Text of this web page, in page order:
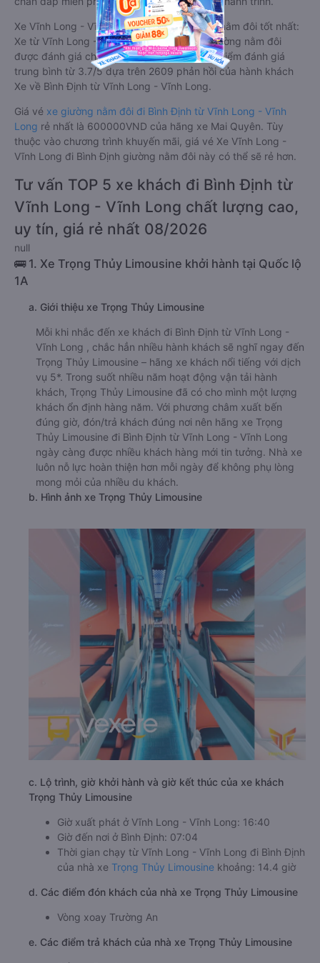
Xe Vĩnh Long - Vĩnh Long Bình Định giường nằm đôi tốt nhất:
Xe từ Vĩnh Long - Vĩnh Long đi Bình Định giường nằm đôi
được đánh giá chung có chất lượng Tốt với điểm đánh giá
trung bình từ 3.7/5 dựa trên 2609 phản hồi của hành khách
Xe về Bình Định từ Vĩnh Long - Vĩnh Long.
Giá vé xe giường nằm đôi đi Bình Định từ Vĩnh Long - Vĩnh
Long rẻ nhất là 600000VND của hãng xe Mai Quyên. Tùy
thuộc vào chương trình khuyến mãi, giá vé Xe Vĩnh Long -
Vĩnh Long đi Bình Định giường nằm đôi này có thể sẽ rẻ hơn.
Tư vấn TOP 5 xe khách đi Bình Định từ
Vĩnh Long - Vĩnh Long chất lượng cao,
uy tín, giá rẻ nhất 08/2026
null
🚌 1. Xe Trọng Thủy Limousine khởi hành tại Quốc lộ
1A
a. Giới thiệu xe Trọng Thủy Limousine
Mỗi khi nhắc đến xe khách đi Bình Định từ Vĩnh Long -
Vĩnh Long , chắc hẳn nhiều hành khách sẽ nghĩ ngay đến
Trọng Thủy Limousine – hãng xe khách nổi tiếng với dịch
vụ 5*. Trong suốt nhiều năm hoạt động vận tải hành
khách, Trọng Thủy Limousine đã có cho mình một lượng
khách ổn định hàng năm. Với phương châm xuất bến
đúng giờ, đón/trả khách đúng nơi nên hãng xe Trọng
Thủy Limousine đi Bình Định từ Vĩnh Long - Vĩnh Long
ngày càng được nhiều khách hàng mới tin tưởng. Nhà xe
luôn nỗ lực hoàn thiện hơn mỗi ngày để không phụ lòng
mong mỏi của nhiều du khách.
b. Hình ảnh xe Trọng Thủy Limousine
c. Lộ trình, giờ khởi hành và giờ kết thúc của xe khách
Trọng Thủy Limousine
Giờ xuất phát ở Vĩnh Long - Vĩnh Long: 16:40
Giờ đến nơi ở Bình Định: 07:04
Thời gian chạy từ Vĩnh Long - Vĩnh Long đi Bình Định
của nhà xe Trọng Thủy Limousine khoảng: 14.4 giờ
d. Các điểm đón khách của nhà xe Trọng Thủy Limousine
Vòng xoay Trường An
e. Các điểm trả khách của nhà xe Trọng Thủy Limousine